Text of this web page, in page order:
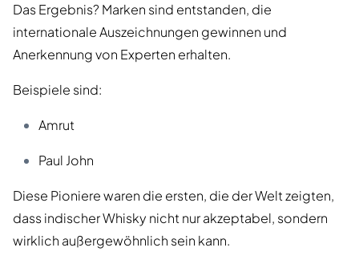
Das Ergebnis? Marken sind entstanden, die
internationale Auszeichnungen gewinnen und
Anerkennung von Experten erhalten.
Beispiele sind:
Amrut
Paul John
Diese Pioniere waren die ersten, die der Welt zeigten,
dass indischer Whisky nicht nur akzeptabel, sondern
wirklich außergewöhnlich sein kann.